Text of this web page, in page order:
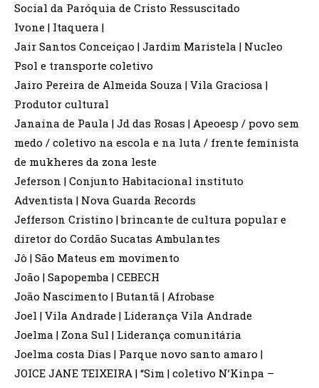
Social da Paróquia de Cristo Ressuscitado
Ivone | Itaquera |
Jair Santos Conceiçao | Jardim Maristela | Nucleo
Psol e transporte coletivo
Jairo Pereira de Almeida Souza | Vila Graciosa |
Produtor cultural
Janaina de Paula | Jd das Rosas | Apeoesp / povo sem
medo / coletivo na escola e na luta / frente feminista
de mukheres da zona leste
Jeferson | Conjunto Habitacional instituto
Adventista | Nova Guarda Records
Jefferson Cristino | brincante de cultura popular e
diretor do Cordão Sucatas Ambulantes
Jô | São Mateus em movimento
João | Sapopemba | CEBECH
João Nascimento | Butantã | Afrobase
Joel | Vila Andrade | Liderança Vila Andrade
Joelma | Zona Sul | Liderança comunitária
Joelma costa Dias | Parque novo santo amaro |
JOICE JANE TEIXEIRA | “Sim | coletivo N’Kinpa –